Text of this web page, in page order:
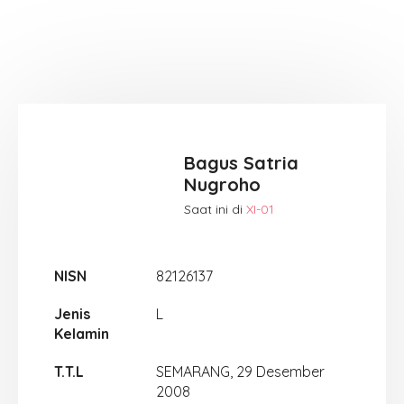
Bagus Satria
Nugroho
Saat ini diXI-01
NISN 82126137
Jenis
Kelamin
L
T.T.L
SEMARANG, 29 Desember
2008